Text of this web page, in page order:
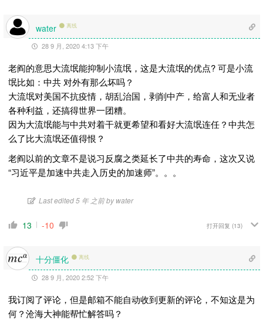
water 离线
28 9 月, 2020 4:13 下午
老阎的意思大流氓能抑制小流氓，这是大流氓的优点? 可是小流
氓比如：中共 对外有那么坏吗？
大流氓对美国不抗疫情，胡乱治国，剥削中产，给富人和无业者
各种利益，还搞得世界一团糟。
因为大流氓能与中共对着干就更希望和看好大流氓连任？中共怎
么了比大流氓还值得恨？
老阎以前的文章不是说习反腐之类延长了中共的寿命，这次又说
“习近平是加速中共走入历史的加速师”。。。
Last edited 5 年 之前 by water
13 -10 打开回复 (13)
十分僵化 离线
28 9 月, 2020 2:52 下午
我订阅了评论，但是邮箱不能自动收到更新的评论，不知这是为
何？沧海大神能帮忙解答吗？